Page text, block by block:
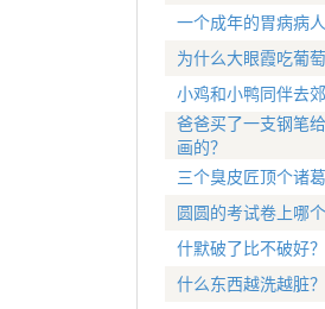
一个成年的胃病病
为什么大眼霞吃葡
小鸡和小鸭同伴去
爸爸买了一支钢笔
画的？
三个臭皮匠顶个诸
圆圆的考试卷上哪
什默破了比不破好？
什么东西越洗越脏？